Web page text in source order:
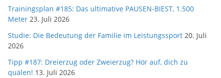
Trainingsplan #185: Das ultimative PAUSEN-BIEST, 1.500
Meter 23. Juli 2026
Studie: Die Bedeutung der Familie im Leistungssport 20. Juli
2026
Tipp #187: Dreierzug oder Zweierzug? Hör auf, dich zu
quälen! 13. Juli 2026